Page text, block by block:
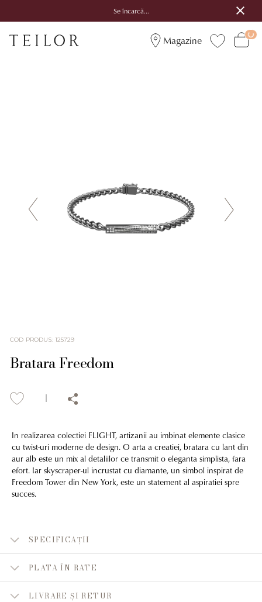
Se încarcă...
Magazine
COD PRODUS: 125729
Bratara Freedom
In realizarea colectiei FLIGHT, artizanii au imbinat elemente clasice
cu twist-uri moderne de design. O arta a creatiei, bratara cu lant din
aur alb este un mix al detaliilor ce transmit o eleganta simplista, fara
efort. Iar skyscraper-ul incrustat cu diamante, un simbol inspirat de
Freedom Tower din New York, este un statement al aspiratiei spre
succes.
SPECIFICAȚII
PLATA ÎN RATE
LIVRARE ȘI RETUR